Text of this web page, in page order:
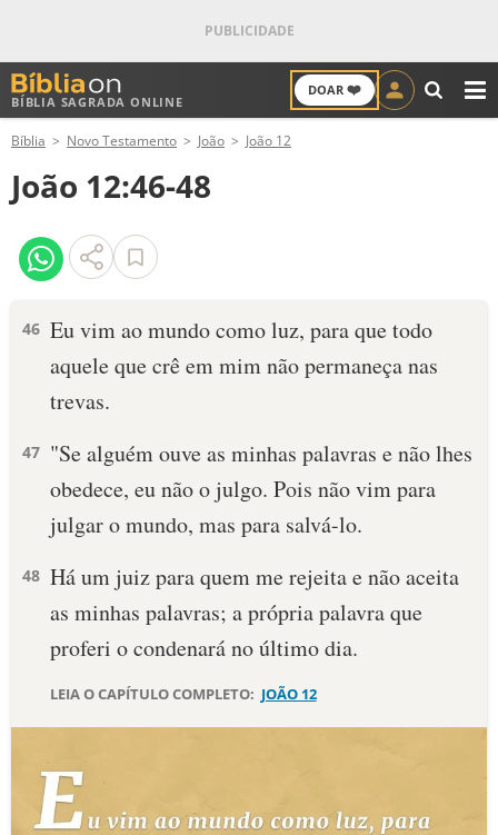
BÍBLIA SAGRADA ONLINE
DOAR ❤️
ANTIGO TESTAMENTO
NOVO TESTAMENTO
VERSÍCULOS
PALAVRA DO DIA
DEVOCIONAL DIÁRIO
10 MANDAMENTOS
ESTUDOS BÍBLICOS
ESBOÇOS DE PREGAÇÃO
PERGUNTE À BÍBLIA
TERMO BÍBLICO JOGOS
Bíblia Novo Testamento João João 12
João 12:46-48
46 Eu vim ao mundo como luz, para que todo
aquele que crê em mim não permaneça nas
trevas.
47 "Se alguém ouve as minhas palavras e não lhes
obedece, eu não o julgo. Pois não vim para
julgar o mundo, mas para salvá-lo.
48 Há um juiz para quem me rejeita e não aceita
as minhas palavras; a própria palavra que
proferi o condenará no último dia.
LEIA O CAPÍTULO COMPLETO: JOÃO 12